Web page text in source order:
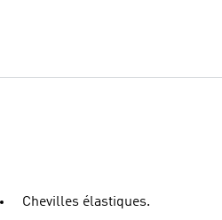
Chevilles élastiques.